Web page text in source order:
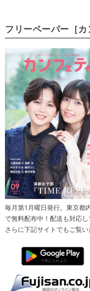
フリーペーパー［カ
毎月第1月曜日発行。東京都
で無料配布中！配送も対応し
さらに下記サイトでもご覧